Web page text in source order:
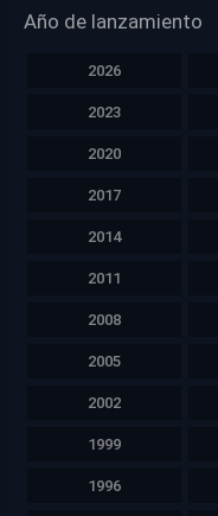
Año de lanzamiento
2026
2023
2020
2017
2014
2011
2008
2005
2002
1999
1996